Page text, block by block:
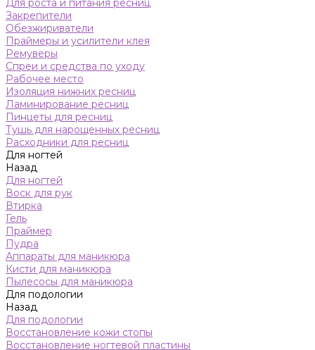
Для роста и питания ресниц
Закрепители
Обезжириватели
Праймеры и усилители клея
Ремуверы
Спреи и средства по уходу
Рабочее место
Изоляция нижних ресниц
Ламинирование ресниц
Пинцеты для ресниц
Тушь для нарощенных ресниц
Расходники для ресниц
Для ногтей
Назад
Для ногтей
Воск для рук
Втирка
Гель
Праймер
Пудра
Аппараты для маникюра
Кисти для маникюра
Пылесосы для маникюра
Для подологии
Назад
Для подологии
Восстановление кожи стопы
Восстановление ногтевой пластины